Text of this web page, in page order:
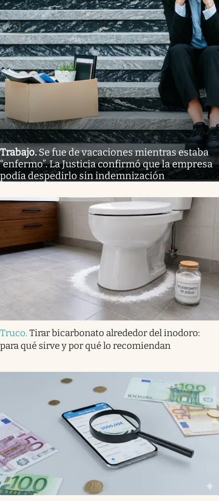
Trabajo.Se fue de vacaciones mientras estaba
“enfermo”. La Justicia confirmó que la empresa
podía despedirlo sin indemnización
Truco. Tirar bicarbonato alrededor del inodoro:
para qué sirve y por qué lo recomiendan